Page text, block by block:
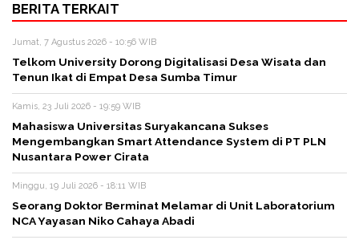
BERITA TERKAIT
Jumat, 7 Agustus 2026 - 10:56 WIB
Telkom University Dorong Digitalisasi Desa Wisata dan
Tenun Ikat di Empat Desa Sumba Timur
Kamis, 23 Juli 2026 - 19:59 WIB
Mahasiswa Universitas Suryakancana Sukses
Mengembangkan Smart Attendance System di PT PLN
Nusantara Power Cirata
Minggu, 19 Juli 2026 - 18:11 WIB
Seorang Doktor Berminat Melamar di Unit Laboratorium
NCA Yayasan Niko Cahaya Abadi